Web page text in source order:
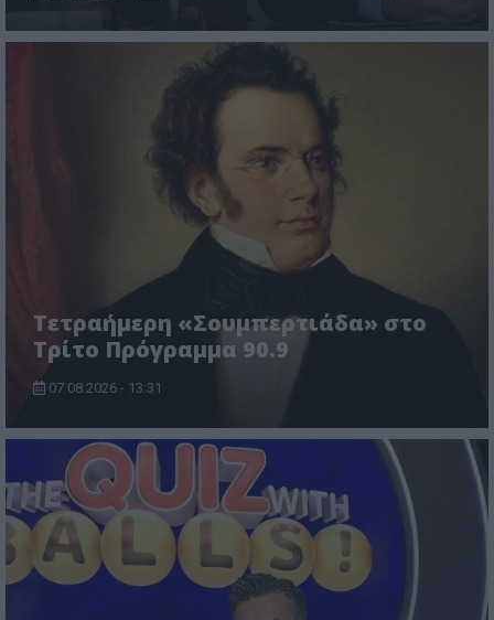
Τετραήμερη «Σουμπερτιάδα» στο
Τρίτο Πρόγραμμα 90.9
07.08.2026 - 13:31